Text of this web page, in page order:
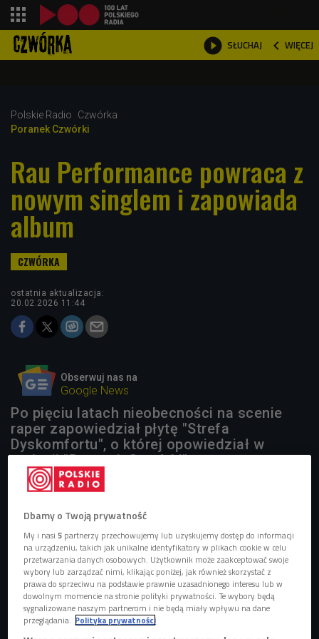
 SŁUCHAJ  WIĘCEJ

Polskie Radio
Czwórka
Poranek Czwórki
Rau Performance powraca z
nowym singlem i zapowiada
album
ostatnia aktualizacja:
20.02.2026 11:44
Obserwuj nas na
Google News
Po pięciu latach nieobecności na scenie
raper zapowiedział płytę "Strefa
Dyskomfortu", o której opowiedział w
audycji "Poranek Czwórki".
Dbamy o Twoją prywatność
My i nasi5 partnerzy przechowujemy lub uzyskujemy dostęp do informacji
na urządzeniu, takich jak unikalne identyfikatory w plikach cookie w celu
przetwarzania danych osobowych. Użytkownik może zaakceptować swoje
wybory lub zarządzać nimi, klikając poniżej, jak również skorzystać z
prawa do sprzeciwu na podstawie prawnie uzasadnionego interesu lub w
dowolnym momencie na stronie polityki prywatności. Te wybory będą
sygnalizowane naszym partnerom i nie będą miały wpływu na dane
przeglądania. Polityka prywatności